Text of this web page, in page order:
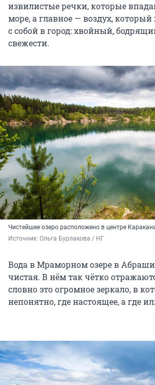
извилистые речки, которые
море, а главное — воздух, который
с собой в город: хвойный,
свежести.
Чистейшее озеро расположено в центре
Источник: Ольга Бурлакова / НГ
Вода в Мраморном озере в
чистая. В нём так чётко
словно это огромное зеркало, в
непонятно, где настоящее, а где